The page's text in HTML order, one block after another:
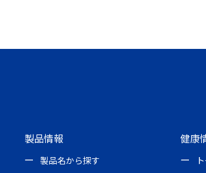
製品情報
製品名から探す
健康